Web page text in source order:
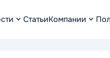
СтатьиКомпании